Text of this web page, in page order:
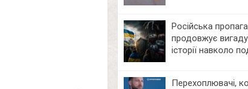
Російська
продовжує
історії навколо
Перехоплювачі,